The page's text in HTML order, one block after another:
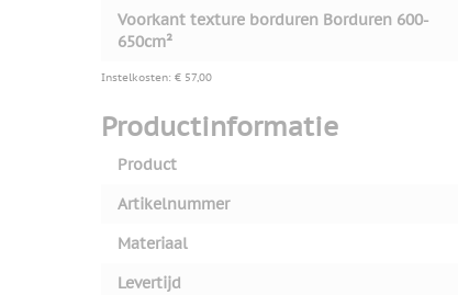
Voorkant texture borduren Borduren 600-
650cm²
Instelkosten: € 57,00
Productinformatie
Product
Artikelnummer
Materiaal
Levertijd